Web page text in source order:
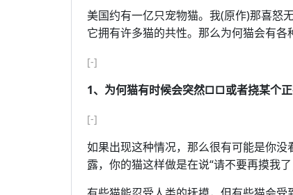
美国约有一亿只宠物猫。我(原作)那喜怒
它拥有许多猫的共性。那么为何猫会有各
[-]
1、为何猫有时候会突然□□或者挠某个正
[-]
如果出现这种情况，那么很有可能是你
露，你的猫这样做是在说“请不要再摸我